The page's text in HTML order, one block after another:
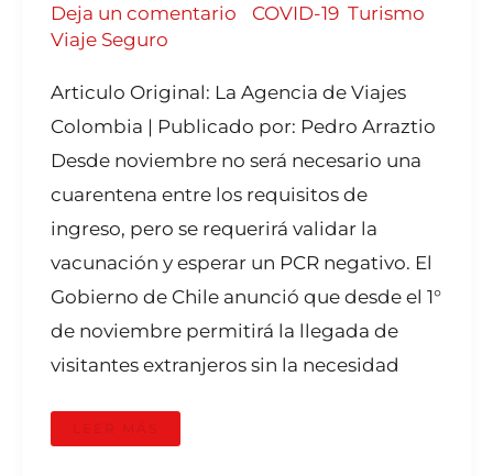
Deja un comentario COVID-19, Turismo
Viaje Seguro
Articulo Original: La Agencia de Viajes
Colombia | Publicado por: Pedro Arraztio
Desde noviembre no será necesario una
cuarentena entre los requisitos de
ingreso, pero se requerirá validar la
vacunación y esperar un PCR negativo. El
Gobierno de Chile anunció que desde el 1°
de noviembre permitirá la llegada de
visitantes extranjeros sin la necesidad
LEER MÁS